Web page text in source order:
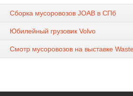
Сборка мусоровозов JOAB в СПб
Юбилейный грузовик Volvo
Смотр мусоровозов на выставке